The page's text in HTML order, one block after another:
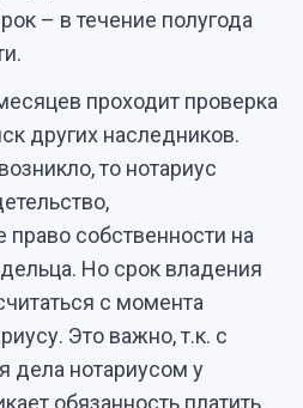
– в течение полугода
проходит проверка
других наследников.
то нотариус
собственности на
Но срок владения
с момента
Это важно, т.к. с
дела нотариусом у
обязанность платить